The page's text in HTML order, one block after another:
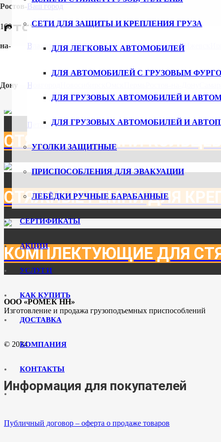
Ростов-
на-
Дону
Ваш город
Владивосток ВолгоградВоронежЕкатеринбургИжевск
Новгород
ПетербургУльяновскУфаХабаровскЧебоксарыЧелябинск
СЕТИ ДЛЯ ЗАЩИТЫ И КРЕПЛЕНИЯ ГРУЗА
ДЛЯ ЛЕГКОВЫХ АВТОМОБИЛЕЙ
ДЛЯ АВТОМОБИЛЕЙ С ГРУЗОВЫМ
ДЛЯ ГРУЗОВЫХ АВТОМОБИЛЕЙ И
ДЛЯ ГРУЗОВЫХ АВТОМОБИЛЕЙ И
УГОЛКИ ЗАЩИТНЫЕ
ПРИСПОСОБЛЕНИЯ ДЛЯ ЭВАКУАЦИИ
ЛЕБЁДКИ РУЧНЫЕ БАРАБАННЫЕ
СЕРТИФИКАТЫ
АКЦИИ
УСЛУГИ
КАК КУПИТЬ
ДОСТАВКА
КОМПАНИЯ
КОНТАКТЫ
СТЯЖНЫЕ РЕМНИ
СТЯЖНЫЕ РЕМНИ С
СТЯЖНЫЕ РЕМНИ
СТЯЖНЫЕ РЕМНИ ДЛЯ
КОМПЛЕКТУЮЩИЕ ДЛЯ
ООО «РОМЕК НН»
Изготовление и продажа грузоподъемных приспособлений
© 2024
Информация для покупателей
Публичный договор – оферта о продаже товаров